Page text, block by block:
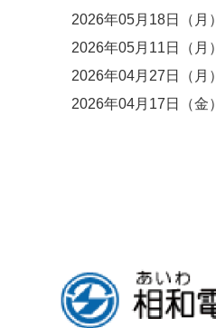
2026年05月18日（月）
2026年05月11日（月）
2026年04月27日（月）
2026年04月17日（金）